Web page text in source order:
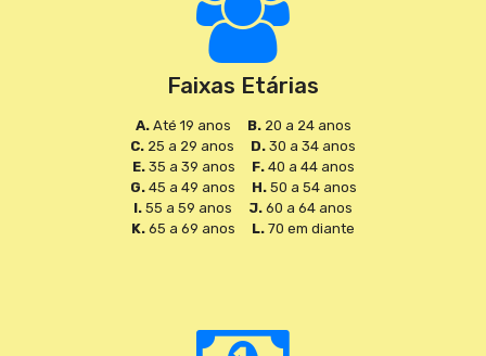
Faixas Etárias
A.Até 19 anos B.20 a 24 anos
C. 25 a 29 anos D. 30 a 34 anos
E.35 a 39 anos F.40 a 44 anos
G.45 a 49 anos H.50 a 54 anos
I. 55 a 59 anos J. 60 a 64 anos
K. 65 a 69 anos L. 70 em diante